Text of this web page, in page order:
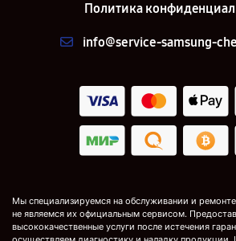
Политика
info@service-samsung-
Мы специализируемся на обслуживании и
не являемся их официальным сервисом.
высококачественные услуги после истечения